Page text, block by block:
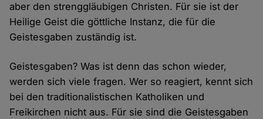
aber den strenggläubigen Christen. Für sie ist der
Heilige Geist die göttliche Instanz, die für die
Geistesgaben zuständig ist.
Geistesgaben? Was ist denn das schon wieder,
werden sich viele fragen. Wer so reagiert, kennt sich
bei den traditionalistischen Katholiken und
Freikirchen nicht aus. Für sie sind die Geistesgaben